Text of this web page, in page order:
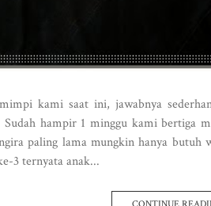
kami saat ini, jawabnya
hampir 1 minggu kami bertiga
paling lama mungkin hanya butuh
3 ternyata anak...